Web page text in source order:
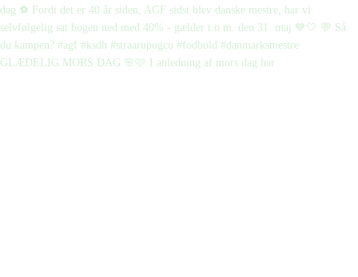
GLÆDELIG MORS DAG 🌸🩷 I anledning af mors dag har